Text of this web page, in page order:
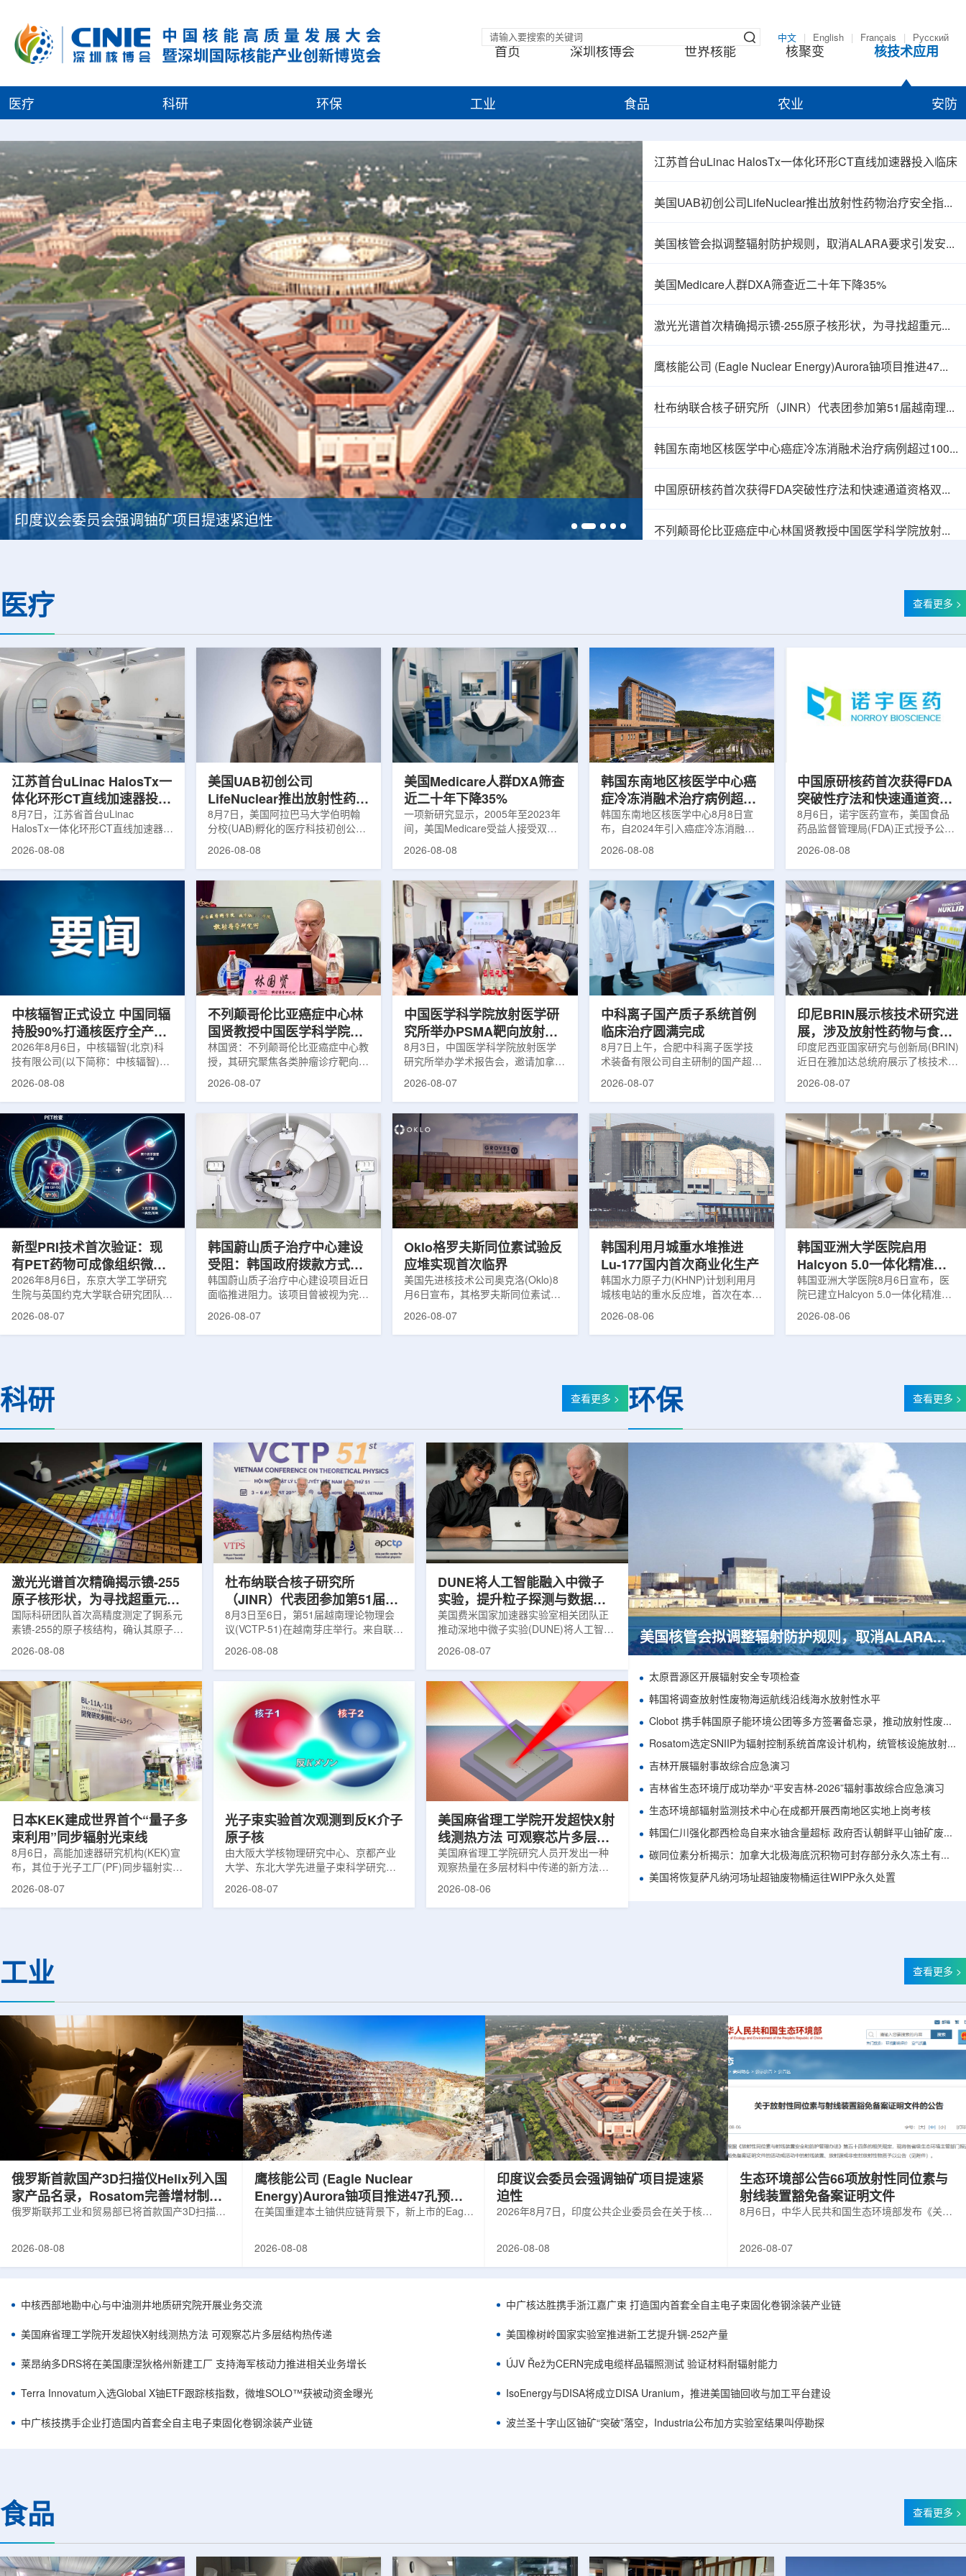
中文 English Français Русский
首页 深圳核博会 世界核能 核聚变 核技术应用
医疗 科研 环保 工业 食品 农业 安防
印度议会委员会强调铀矿项目提速紧迫性 中核辐智正式设立 中国同辐持股90%打通核医
江苏首台uLinac HalosTx一体化环形CT直线加速器投入临床
美国UAB初创公司LifeNuclear推出放射性药物治疗安全指导平台TheraGuide
美国核管会拟调整辐射防护规则，取消ALARA要求引发安全争议
美国Medicare人群DXA筛查近二十年下降35%
激光光谱首次精确揭示镄-255原子核形状，为寻找超重元素提供新线索
鹰核能公司 (Eagle Nuclear Energy)Aurora铀项目推进47孔预可研钻探
杜布纳联合核子研究所（JINR）代表团参加第51届越南理论物理会议
韩国东南地区核医学中心癌症冷冻消融术治疗病例超过100例
中国原研核药首次获得FDA突破性疗法和快速通道资格双重认定
不列颠哥伦比亚癌症中心林国贤教授中国医学科学院放射医学研究所开展学术交流
医疗 查看更多 >
江苏首台uLinac HalosTx一
体化环形CT直线加速器投入
临床
8月7日，江苏省首台uLinac
HalosTx一体化环形CT直线加速器在
南京医科大学第三附属医院(常州二
疗是肿瘤治疗的重要方式之一。传统
分体式放疗流程中，患者通常需要在
CT室与治疗室之间转运，治疗计划
也多依据此前采集的静态影像制定。
2026-08-08
美国UAB初创公司
LifeNuclear推出放射性药物
治疗安全指导平台
TheraGuide
8月7日，美国阿拉巴马大学伯明翰
分校(UAB)孵化的医疗科技初创公司
LifeNuclear宣布推出数字化平台
遵循辐射安全指导。放射性药物疗法
通过使用放射性药物靶向癌细胞，在
尽量减少周围健康组织损伤的同时发
挥治疗作用。随着该疗法应用范围扩
大，患者在治疗后通常需要阅读并执
行较为复杂的书面说明，这对部分患
者和护理人员而言存在理解和操作难
度。雷莫·乔治博士LifeNuclear由
2026-08-08
美国Medicare人群DXA筛查
近二十年下降35%
一项新研究显示，2005年至2023年
间，美国Medicare受益人接受双能X
射线吸收测定(DXA)检查的比例明显
果提示，不同人群之间的筛查可及性
差异正在扩大。研究人员分析了超过
500万名Medicare受益人的理赔数
据。结果显示，DXA使用率从2005
年的每10万名受益人7255次，下降
至2023年的每10万名受益人4690
次。相关研究已发表于
《Osteoporosis International》。下
2026-08-08
韩国东南地区核医学中心癌
症冷冻消融术治疗病例超过
100例
韩国东南地区核医学中心8月8日宣
布，自2024年引入癌症冷冻消融术
以来，中心已完成超过100例相关手
法。治疗过程中，医生在CT或超声
成像引导下，将细治疗针精准插入肿
瘤部位，通过零下40摄氏度或更低
的超低温冷冻病灶，使癌细胞发生坏
死。由于低温冷冻本身具有一定麻醉
作用，该技术有助于减轻患者疼痛，
减少对周围正常组织的损伤，并促进
术后较快恢复。据该中心介绍，目前
2026-08-08
中国原研核药首次获得FDA
突破性疗法和快速通道资格
双重认定
8月6日，诺宇医药宣布，美国食品
药品监督管理局(FDA)正式授予公司
自主研发的68Ga-NYM096突破性疗
认定(Fast Track Designation,
FTD)。这是原研核药领域中国首个
获得美国 FDA 突破性疗法认定、首
个同时获得 FDA 突破性疗法与快速
通道双项认定的产品，创造了核药领
域里程碑式突破。68Ga-NYM096是
一款特异性结合CAⅨ的肾癌小分子
诊断核药，适用于疑似或确认转移性
2026-08-08
中核辐智正式设立 中国同辐
持股90%打通核医疗全产业
链
2026年8月6日，中核辐智(北京)科
技有限公司(以下简称：中核辐智)正
式设立。公司由中国同辐股份有限公
创)共同出资组建，中国同辐持股
90%，中核浙创持股10%。中核辐智
将承接中国同辐核医学发展中心业
务，锚定智慧核医疗赛道深耕布局。
公司以智慧核医学物联系统为核心载
体，打通核医疗全产业链条，构建智
慧核医学系统+核药+装备+服务协同
发展模式，推动业务从单一产品供给
2026-08-08
不列颠哥伦比亚癌症中心林
国贤教授中国医学科学院放
射医学研究所开展学术交流
林国贤：不列颠哥伦比亚癌症中心教
授，其研究聚焦各类肿瘤诊疗靶向放
射性药物开发，迄今已主导/参与发
完成自研7款放射性药物的临床转
化，用于多种肿瘤诊疗。报告会上，
林国贤教授基于其团队多年的前沿探
索，系统梳理了针对前列腺癌靶点
PSMA的核药相关研究进展：一是F-
18标记PSMA靶向PET显像剂的分子
设计与临床优势;二是通过理性优化
分子结构，大幅提高Lu-177标记治
2026-08-07
中国医学科学院放射医学研
究所举办PSMA靶向放射性
药物学术报告会
8月3日，中国医学科学院放射医学
研究所举办学术报告会，邀请加拿大
温哥华不列颠哥伦比亚癌症中心林国
性药物开发》的学术报告。报告会采
取线上线下结合方式举行，放射所部
分科研人员和研究生参加。林国贤教
授长期从事肿瘤诊疗靶向放射性药物
开发研究，已主导或参与发表135余
篇同行评议期刊论文，提交30余项
放射性药物相关专利申请，并完成7
款自研放射性药物的临床转化，应用
2026-08-07
中科离子国产质子系统首例
临床治疗圆满完成
8月7日上午，合肥中科离子医学技
术装备有限公司自主研制的国产超导
回旋质子治疗系统，在合肥离子医学
治疗系统的重要突破。本例受试者为
肺癌患者。试验所用的超导质子治疗
系统，搭载中科离子自主研发的
SC240超导回旋加速器，具有超大照
射野、360°全周束流配送能力。治
疗全程依托多模融合4D图像引导精
准定位，能实现动态适配、精准治
疗。设备运行平稳低噪，治疗控制软
2026-08-07
印尼BRIN展示核技术研究进
展，涉及放射性药物与食品
辐照应用
印度尼西亚国家研究与创新局(BRIN)
近日在雅加达总统府展示了核技术研
究成果。BRIN局长阿里夫·萨特里亚
粮食和健康等领域。在健康领域，
BRIN正在开发用于核医学的放射性
药物。这类药物含有放射性物质，可
用于癌症诊断和治疗。阿里夫表示，
放射性药物研发对癌症识别和治疗具
有重要意义。在食品领域，BRIN将
核技术用于食品保鲜，重点包括出口
水果的辐照处理。阿里夫介绍，一些
2026-08-07
新型PRI技术首次验证：现
有PET药物可成像组织微环
境
2026年8月6日，东京大学工学研究
生院与英国约克大学联合研究团队宣
布，已建立一种利用正电子三光子衰
衰变的下一代核医学成像概念图目前
临床PET扫描主要利用正电子双光子
程度相关的微环境信息捕捉有限。...
2026-08-07
韩国蔚山质子治疗中心建设
受阻：韩国政府拨款方式调
整影响项目推进
韩国蔚山质子治疗中心建设项目近日
面临推进阻力。该项目曾被视为完善
韩国东南部区域癌症治疗体系的关键
中心，构建癌症患者可在区域内完成
手术...
2026-08-07
Oklo格罗夫斯同位素试验反
应堆实现首次临界
美国先进核技术公司奥克洛(Oklo)8
月6日宣布，其格罗夫斯同位素试验
反应堆已在低功率状态下实现可控自
工程建设、组件制造或采购、燃料配
置及...
2026-08-07
韩国利用月城重水堆推进
Lu-177国内首次商业化生产
韩国水力原子力(KHNP)计划利用月
城核电站的重水反应堆，首次在本土
生产用于癌症治疗的放射性同位素
元化的供应链并缩短运输时间。此次
计划的首要目标是实现镥-177的商业
后，韩国水力原子力还将扩大生产范
围至钴...
2026-08-06
韩国亚洲大学医院启用
Halcyon 5.0一体化精准放
射治疗方案
韩国亚洲大学医院8月6日宣布，医
院已建立Halcyon 5.0一体化精准放
射治疗解决方案，并开始全面用于患
Halcyon系统软件5.0版本为基础，集
成高分辨率锥形束CT成像系统
射治疗系统IDENTIFY。亚洲大学医
院表示，该院是韩国首...
2026-08-06
科研 查看更多 >
激光光谱首次精确揭示镄-255
原子核形状，为寻找超重元素
提供新线索
国际科研团队首次高精度测定了锕系元
素镄-255的原子核结构，确认其原子核
美因茨约翰内斯·古腾堡大学、亥姆霍兹
美因茨研究所、瑞典哥德堡大学等18家
机构合作完成。研究结果不仅修正了以
往标准数据表中部分不合理的核性质数
值，也为现代原子核理论模型提供了关
键实验验证。镄是自然界中不存在的人
工合成重元素，镄-255含有100个质子
和155个中子，实验获取极为困难。研究
团...
2026-08-08
杜布纳联合核子研究所
（JINR）代表团参加第51届越
南理论物理会议
8月3日至6日，第51届越南理论物理会
议(VCTP-51)在越南芽庄举行。来自联合
南、德国、印度、中国、巴基斯坦、俄
罗斯、台湾、菲律宾和日本等国家和地
区的170余名学者开展交流。本届会议议
题覆盖高能物理、核物理、凝聚态物理
和宇宙学等多个理论物理前沿方向，同
时涉及超越标准模型物理、分子物理、
量子光学与量子信息、生物材料和生物
分子等交叉研究领域。广泛的议程...
2026-08-08
DUNE将人工智能融入中微子
实验，提升粒子探测与数据处
理能力
美国费米国家加速器实验室相关团队正
推动深地中微子实验(DUNE)将人工智能
互作用识别、事件分类和探测器管理能
力。DUNE位于长基线中微子设施，目
前已开始安装大型中微子探测器模块的
结构元件。该实验由近探测器和远探测
器组成：近探测器位于费米实验室，远
探测器设在南达科他州桑福德地下研究
设施地下约1英里处。两个探测器都将采
用液氩时间投影室技术，用于记录中微
2026-08-07
日本KEK建成世界首个“量子多
束利用”同步辐射光束线
8月6日，高能加速器研究机构(KEK)宣
布，其位于光子工厂(PF)同步辐射实验
装置的BL-11A和BL-11B光束线已建成世
心的同步辐射装置组成，定位为科研和
教育基础设施。新光束线的主要特点在
观...
2026-08-07
光子束实验首次观测到反K介子
原子核
由大阪大学核物理研究中心、京都产业
大学、东北大学先进量子束科学研究中
心、高丽大学、岐阜大学、中国近代物
射设施SP...
2026-08-07
美国麻省理工学院开发超快X射
线测热方法 可观察芯片多层结
构热传递
美国麻省理工学院研究人员开发出一种
观察热量在多层材料中传递的新方法，
可用于精确测量计算机芯片等电子器件
2026-08-06
环保 查看更多 >
美国核管会拟调整辐射防护规则，取消ALARA要求引发安全争议
太原晋源区开展辐射安全专项检查
韩国将调查放射性废物海运航线沿线海水放射性水平
Clobot 携手韩国原子能环境公团等多方签署备忘录，推动放射性废物安全管理多机型机器人示范
Rosatom选定SNIIP为辐射控制系统首席设计机构，统管核设施放射仪表标准化与进口替代保障
吉林开展辐射事故综合应急演习
吉林省生态环境厅成功举办“平安吉林-2026”辐射事故综合应急演习
生态环境部辐射监测技术中心在成都开展西南地区实地上岗考核
韩国仁川强化郡西检岛自来水铀含量超标 政府否认朝鲜平山铀矿废水影响
碳同位素分析揭示：加拿大北极海底沉积物可封存部分永久冻土有机碳
美国将恢复萨凡纳河场址超铀废物桶运往WIPP永久处置
工业 查看更多 >
俄罗斯首款国产3D扫描仪Helix列入国
家产品名录，Rosatom完善增材制造
技术链
俄罗斯联邦工业和贸易部已将首款国产3D扫描仪
完成。至此，Helix成为俄罗斯首款、也是目前唯
RangeVision Helix由俄罗斯国家原子能公司增材
制造合作伙伴RangeVision研发制造。自2025年
以来，该公司成为唯一纳入俄罗斯国家原子能公
司增材制造生态系统的俄罗斯3D扫描...
2026-08-08
鹰核能公司 (Eagle Nuclear
Energy)Aurora铀项目推进47孔预可
研钻探
在美国重建本土铀供应链背景下，新上市的Eagle
1300标准含indicated资源3275万磅、inferred
孔、总进尺约2.7万英尺的预可研钻探，待联邦与
州审批通过后开工，预计2027年下半年完成预可
研。技术端近期增补Yukuskokon Professional
Services，并扩大与BBA USA、SLR I...
2026-08-08
印度议会委员会强调铀矿项目提速紧
迫性
2026年8月7日，印度公共企业委员会在关于核电
建项目将产量翻倍，但委员会认为该时间表偏晚
将拉长进口燃料战略敏感期。目前PHWR机组约
25GWe年需U3O8约5400吨，UCIL仅能满足约
30%，须靠加速国产与多元化供应降低进口依
赖。委员会支持UCIL与NTPC组建合资企业参股
海外铀...
2026-08-08
生态环境部公告66项放射性同位素与
射线装置豁免备案证明文件
8月6日，中华人民共和国生态环境部发布《关于
将各省级生态环境主管部门报送的、已获得豁免
置、放射源或非密封放射性物质予以公告。随公
告发布的汇总表共列出66项备案记录，涉及山
2026-08-07
中核西部地勘中心与中油测井地质研究院开展业务交流
美国麻省理工学院开发超快X射线测热方法 可观察芯片多层结构热传递
莱昂纳多DRS将在美国康涅狄格州新建工厂 支持海军核动力推进相关业务增长
Terra Innovatum入选Global X铀ETF跟踪核指数，微堆SOLO™获被动资金曝光
中广核技携手企业打造国内首套全自主电子束固化卷钢涂装产业链
中广核达胜携手浙江嘉广束 打造国内首套全自主电子束固化卷钢涂装产业链
美国橡树岭国家实验室推进新工艺提升锎-252产量
ÚJV Řež为CERN完成电缆样品辐照测试 验证材料耐辐射能力
IsoEnergy与DISA将成立DISA Uranium，推进美国铀回收与加工平台建设
波兰圣十字山区铀矿“突破”落空，Industria公布加方实验室结果叫停勘探
食品 查看更多 >